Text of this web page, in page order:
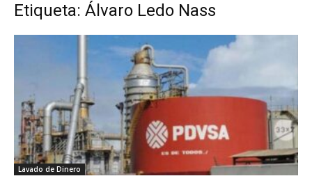
Digital
Etiqueta: Álvaro Ledo Nass
Lavado de Dinero